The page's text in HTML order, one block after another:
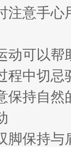
注意手
动可以
程中切
保持自然
脚保持